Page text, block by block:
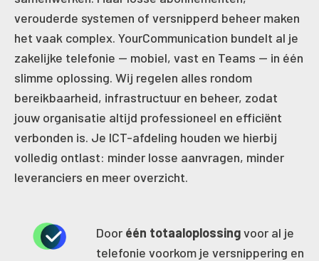
verouderde systemen of versnipperd beheer maken
het vaak complex. YourCommunication bundelt al je
zakelijke telefonie — mobiel, vast en Teams — in één
slimme oplossing. Wij regelen alles rondom
bereikbaarheid, infrastructuur en beheer, zodat
jouw organisatie altijd professioneel en efficiënt
verbonden is. Je ICT-afdeling houden we hierbij
volledig ontlast: minder losse aanvragen, minder
leveranciers en meer overzicht.
Door één totaaloplossingvoor al je
telefonie voorkom je versnippering en